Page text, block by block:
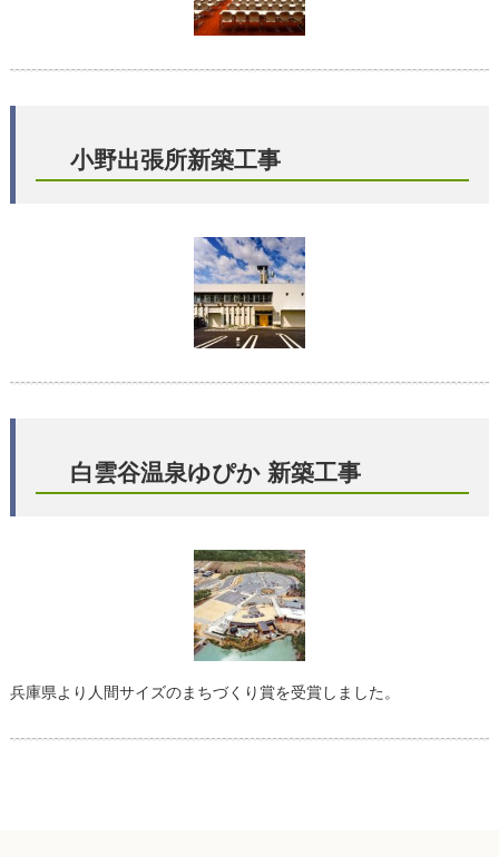
小野出張所新築工事
白雲谷温泉ゆぴか 新築工事
兵庫県より人間サイズのまちづくり賞を受賞しました。